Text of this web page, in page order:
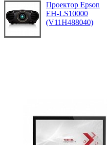
Проектор Epson
EH-LS10000
(V11H488040)